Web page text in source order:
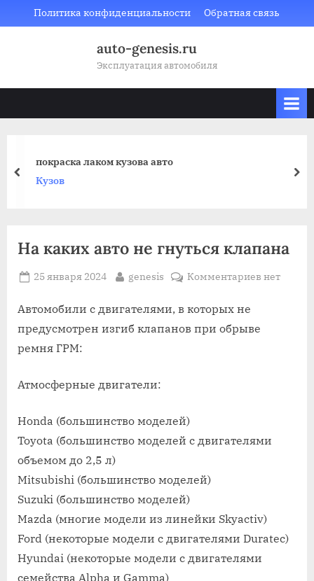
to
Политика конфиденциальности Обратная связь
auto-genesis.ru
Эксплуатация автомобиля
покраска лаком кузова авто
Кузов
prev
На каких авто не гнуться клапана
Posted
25 января 2024 By
genesis Комментариевкнет
Автомобили с двигателями, в которых не
предусмотрен изгиб клапанов при обрыве
ремня ГРМ:
Атмосферные двигатели:
Honda (большинство моделей)
Toyota (большинство моделей с двигателями
объемом до 2,5 л)
Mitsubishi (большинство моделей)
Suzuki (большинство моделей)
Mazda (многие модели из линейки Skyactiv)
Ford (некоторые модели с двигателями Duratec)
Hyundai (некоторые модели с двигателями
семейства Alpha и Gamma)